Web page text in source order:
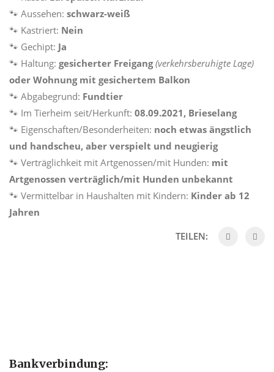
🐾 Aussehen: schwarz-weiß
🐾 Kastriert: Nein
🐾 Gechipt: Ja
🐾 Haltung: gesicherter Freigang(verkehrsberuhigte Lage)
oder Wohnung mit gesichertem Balkon
🐾 Abgabegrund: Fundtier
🐾 Im Tierheim seit/Herkunft: 08.09.2021, Brieselang
🐾 Eigenschaften/Besonderheiten: noch etwas ängstlich
und handscheu, aber verspielt und neugierig
🐾 Verträglichkeit mit Artgenossen/mit Hunden: mit
Artgenossen verträglich/mit Hunden unbekannt
🐾 Vermittelbar in Haushalten mit Kindern: Kinder ab 12
Jahren
TEILEN:
Bankverbindung: